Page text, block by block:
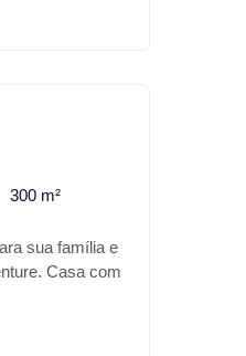
300 m²
sua família e
Casa com
uma no